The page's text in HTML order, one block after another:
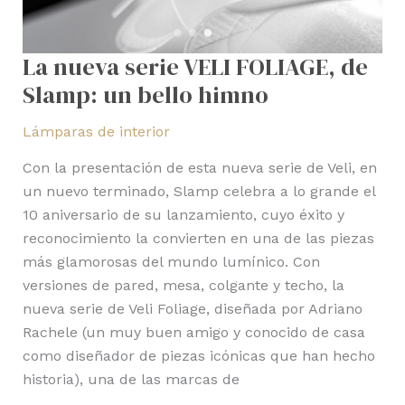
La nueva serie VELI FOLIAGE, de
Slamp: un bello himno
Lámparas de interior
Con la presentación de esta nueva serie de Veli, en
un nuevo terminado, Slamp celebra a lo grande el
10 aniversario de su lanzamiento, cuyo éxito y
reconocimiento la convierten en una de las piezas
más glamorosas del mundo lumínico. Con
versiones de pared, mesa, colgante y techo, la
nueva serie de Veli Foliage, diseñada por Adriano
Rachele (un muy buen amigo y conocido de casa
como diseñador de piezas icónicas que han hecho
historia), una de las marcas de